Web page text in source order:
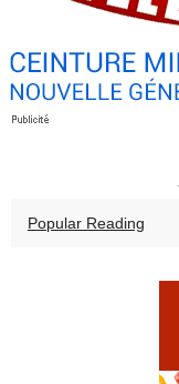
Popular Reading